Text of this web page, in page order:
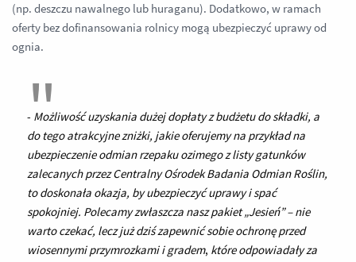
(np. deszczu nawalnego lub huraganu). Dodatkowo, w ramach
oferty bez dofinansowania rolnicy mogą ubezpieczyć uprawy od
ognia.
- Możliwość uzyskania dużej dopłaty z budżetu do składki, a
do tego atrakcyjne zniżki, jakie oferujemy na przykład na
ubezpieczenie odmian rzepaku ozimego z listy gatunków
zalecanych przez Centralny Ośrodek Badania Odmian Roślin,
to doskonała okazja, by ubezpieczyć uprawy i spać
spokojniej. Polecamy zwłaszcza nasz pakiet „Jesień” – nie
warto czekać, lecz już dziś zapewnić sobie ochronę przed
wiosennymi przymrozkami i gradem, które odpowiadały za